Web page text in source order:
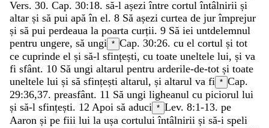
Vers. 30. Cap. 30:18. să-l așeziîntre cortulîntâlnirii și
altar și să pui apăîn el. 8 Să așezi curtea de jurîmprejur
și să pui perdeaua la poarta curții. 9 Să iei untdelemnul
pentru ungere, să ungi * Cap. 30:26. cu el cortul și tot
ce cuprinde el și să-l sfințești, cu toate uneltele lui, și va
fi sfânt. 10 Să ungi altarul pentru arderile-de-tot și toate
uneltele lui și să sfințești altarul, și altarul va fi * Cap.
29:36,37. preasfânt. 11 Să ungi ligheanul cu piciorul lui
și să-l sfințești. 12 Apoi să aduci * Lev. 8:1-13. pe
Aaron și pe fiii lui la ușa cortuluiîntâlnirii și să-i speli